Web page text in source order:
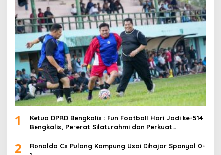
1
Ketua DPRD Bengkalis : Fun Football Hari Jadi ke-514
Bengkalis, Pererat Silaturahmi dan Perkuat
2
Ronaldo Cs Pulang Kampung Usai Dihajar Spanyol 0-